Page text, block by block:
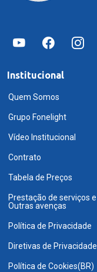
Institucional
Quem Somos
Grupo Fonelight
Vídeo Institucional
Contrato
Tabela de Preços
Prestação de serviços e
Outras avenças
Política de Privacidade
Diretivas de Privacidade
Política de Cookies(BR)